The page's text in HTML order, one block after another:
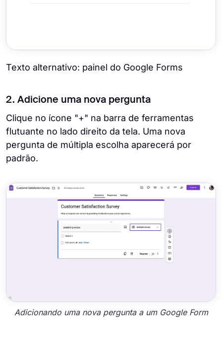
Texto alternativo: painel do Google Forms
2. Adicione uma nova pergunta
Clique no ícone "+" na barra de ferramentas
flutuante no lado direito da tela. Uma nova
pergunta de múltipla escolha aparecerá por
padrão.
Adicionando uma nova pergunta a um Google Form